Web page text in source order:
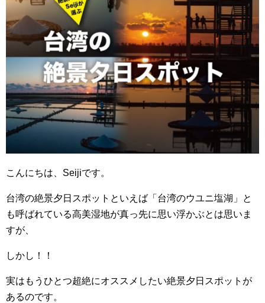
こんにちは、Seijiです。
台湾の絶景夕日スポットといえば「台湾のウユニ塩湖」と
も呼ばれている高美湿地が真っ先に思い浮かぶとは思いま
すが、
しかし！！
実はもうひとつ超絶にオススメしたい絶景夕日スポットが
あるのです。